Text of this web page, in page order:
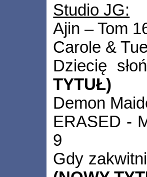
Studio JG:
Ajin – Tom
Carole &
Dziecię
TYTUŁ)
Demon
ERASED -
9
Gdy